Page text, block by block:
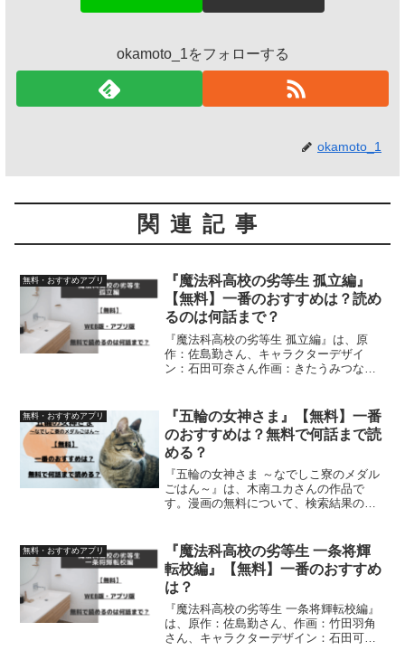
okamoto_1をフォローする
okamoto_1
関連記事
無料・おすすめアプリ
『魔法科高校の劣等生 孤立編』
【無料】一番のおすすめは？読め
るのは何話まで？
『魔法科高校の劣等生 孤立編』は、原
作：佐島勤さん、キャラクターデザイ
ン：石田可奈さん作画：きたうみつなさ
検索結果の情報を元に【アプリ版】・
【WEB版】を一つ一つを調査...
無料・おすすめアプリ
『五輪の女神さま』【無料】一番
のおすすめは？無料で何話まで読
める？
『五輪の女神さま ～なでしこ寮のメダル
ごはん～』は、木南ユカさんの作品で
す。漫画の無料について、検索結果の情
ができるのか、検証しています
無料・おすすめアプリ
『魔法科高校の劣等生 一条将輝
転校編』【無料】一番のおすすめ
は？
『魔法科高校の劣等生 一条将輝転校編』
は、原作：佐島勤さん、作画：竹田羽角
さん、キャラクターデザイン：石田可奈